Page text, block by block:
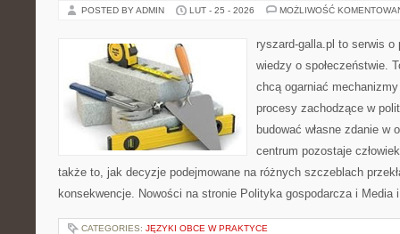
POSTED BY ADMIN LUT - 25 - 2026 MOŻLIWOŚĆ
ryszard-galla.pl to serwis
wiedzy o społeczeństwie.
chcą ogarniać
procesy zachodzące w
budować własne zdanie
centrum pozostaje
także to, jak decyzje podejmowane na różnych szczeblach
konsekwencje. Nowości na stronie Polityka gospodarcza i
CATEGORIES: JĘZYKI OBCE W PRAKTYCE